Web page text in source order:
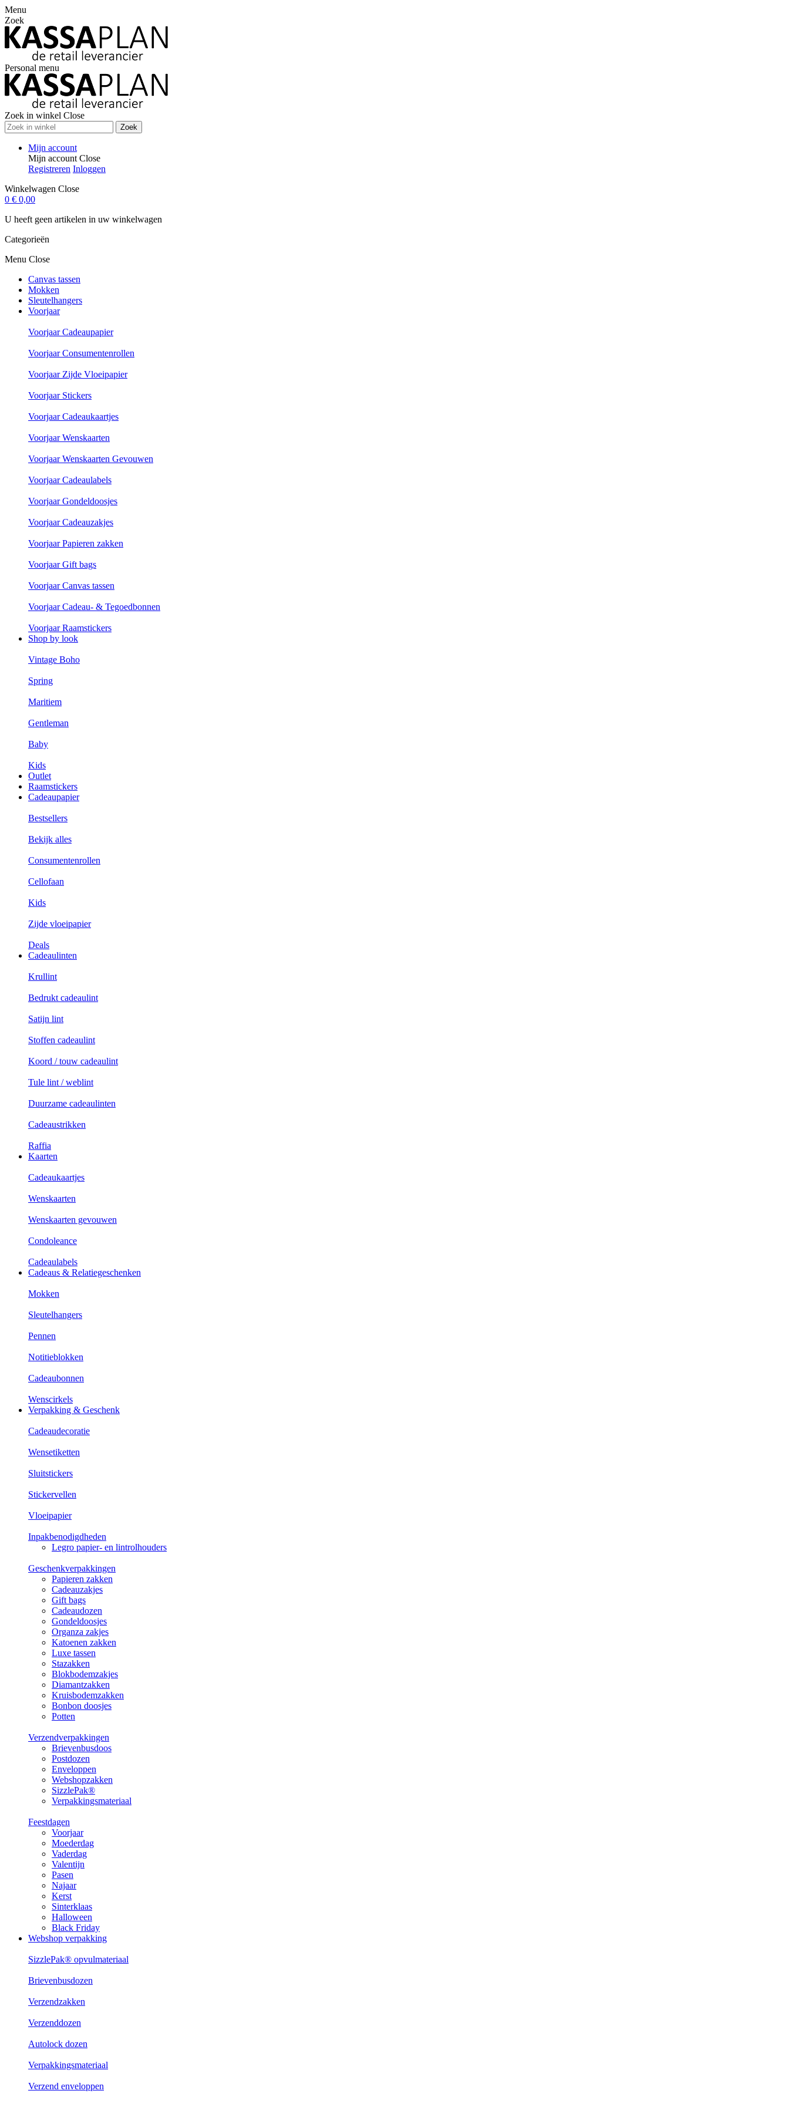
Menu
Zoek
Personal menu
Zoek in winkel Close
Zoek
Mijn account
Mijn account Close
Registreren Inloggen
Winkelwagen Close
0 € 0,00
U heeft geen artikelen in uw winkelwagen
Categorieën
Menu Close
Canvas tassen
Mokken
Sleutelhangers
Voorjaar
Voorjaar Cadeaupapier
Voorjaar Consumentenrollen
Voorjaar Zijde Vloeipapier
Voorjaar Stickers
Voorjaar Cadeaukaartjes
Voorjaar Wenskaarten
Voorjaar Wenskaarten Gevouwen
Voorjaar Cadeaulabels
Voorjaar Gondeldoosjes
Voorjaar Cadeauzakjes
Voorjaar Papieren zakken
Voorjaar Gift bags
Voorjaar Canvas tassen
Voorjaar Cadeau- & Tegoedbonnen
Voorjaar Raamstickers
Shop by look
Vintage Boho
Spring
Maritiem
Gentleman
Baby
Kids
Outlet
Raamstickers
Cadeaupapier
Bestsellers
Bekijk alles
Consumentenrollen
Cellofaan
Kids
Zijde vloeipapier
Deals
Cadeaulinten
Krullint
Bedrukt cadeaulint
Satijn lint
Stoffen cadeaulint
Koord / touw cadeaulint
Tule lint / weblint
Duurzame cadeaulinten
Cadeaustrikken
Raffia
Kaarten
Cadeaukaartjes
Wenskaarten
Wenskaarten gevouwen
Condoleance
Cadeaulabels
Cadeaus & Relatiegeschenken
Mokken
Sleutelhangers
Pennen
Notitieblokken
Cadeaubonnen
Wenscirkels
Verpakking & Geschenk
Cadeaudecoratie
Wensetiketten
Sluitstickers
Stickervellen
Vloeipapier
Inpakbenodigdheden
Legro papier- en lintrolhouders
Geschenkverpakkingen
Papieren zakken
Cadeauzakjes
Gift bags
Cadeaudozen
Gondeldoosjes
Organza zakjes
Katoenen zakken
Luxe tassen
Stazakken
Blokbodemzakjes
Diamantzakken
Kruisbodemzakken
Bonbon doosjes
Potten
Verzendverpakkingen
Brievenbusdoos
Postdozen
Enveloppen
Webshopzakken
SizzlePak®
Verpakkingsmateriaal
Feestdagen
Voorjaar
Moederdag
Vaderdag
Valentijn
Pasen
Najaar
Kerst
Sinterklaas
Halloween
Black Friday
Webshop verpakking
SizzlePak® opvulmateriaal
Brievenbusdozen
Verzendzakken
Verzenddozen
Autolock dozen
Verpakkingsmateriaal
Verzend enveloppen